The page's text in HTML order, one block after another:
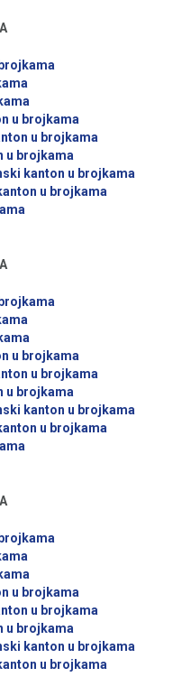
u brojkama
u brojkama
u brojkama
kanton u brojkama
u brojkama
u brojkama
u brojkama
u brojkama
kanton u brojkama
u brojkama
u brojkama
u brojkama
u brojkama
kanton u brojkama
u brojkama